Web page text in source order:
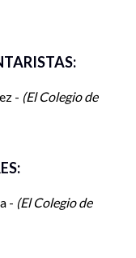
- El Colegio de
- El Colegio de